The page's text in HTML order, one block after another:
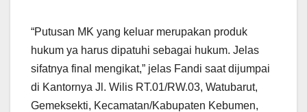
“Putusan MK yang keluar merupakan produk
hukum ya harus dipatuhi sebagai hukum. Jelas
sifatnya final mengikat,” jelas Fandi saat dijumpai
di Kantornya Jl. Wilis RT.01/RW.03, Watubarut,
Gemeksekti, Kecamatan/Kabupaten Kebumen,